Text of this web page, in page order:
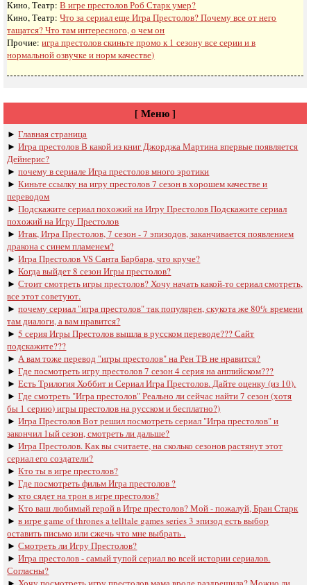
Кино, Театр:В игре престолов Роб Старк умер?
Кино, Театр:Что за сериал еще Игра Престолов? Почему все от него
тащатся? Что там интересного, о чем он
Прочие:игра престолов скиньте промо к 1 сезону все серии и в
нормальной озвучке и норм качестве)
[ Меню ]
►Главная страница
►Игра престолов В какой из книг Джорджа Мартина впервые появляется
Дейнерис?
►почему в сериале Игра престолов много эротики
►Киньте ссылку на игру престолов 7 сезон в хорошем качестве и
переводом
►Подскажите сериал похожий на Игру Престолов Подскажите сериал
похожий на Игру Престолов
►Итак, Игра Престолов, 7 сезон - 7 эпизодов, заканчивается появлением
дракона с синем пламенем?
►Игра Престолов VS Санта Барбара, что круче?
►Когда выйдет 8 сезон Игры престолов?
►Стоит смотреть игры престолов? Хочу начать какой-то сериал смотреть,
все этот советуют.
►почему сериал "игра престолов" так популярен, скукота же 80% времени
там диалоги, а вам нравится?
► 5 серия Игры Престолов вышла в русском переводе??? Сайт
подскажите???
► А вам тоже перевод "игры престолов" на Рен ТВ не нравится?
►Где посмотреть игру престолов 7 сезон 4 серия на английском???
►Есть Трилогия Хоббит и Сериал Игра Престолов. Дайте оценку (из 10).
►Где смотреть "Игра престолов" Реально ли сейчас найти 7 сезон (хотя
бы 1 серию) игры престолов на русском и бесплатно?)
►Игра Престолов Вот решил посмотреть сериал "Игра престолов" и
закончил 1ый сезон, смотреть ли дальше?
►Игра Престолов. Как вы считаете, на сколько сезонов растянут этот
сериал его создатели?
►Кто ты в игре престолов?
►Где посмотреть фильм Игра престолов ?
►кто сядет на трон в игре престолов?
►Кто ваш любимый герой в Игре престолов? Мой - пожалуй, Бран Старк
►в игре game of thrones a telltale games series 3 эпизод есть выбор
оставить письмо или сжечь что мне выбрать .
►Смотреть ли Игру Престолов?
►Игра престолов - самый тупой сериал во всей истории сериалов.
Согласны?